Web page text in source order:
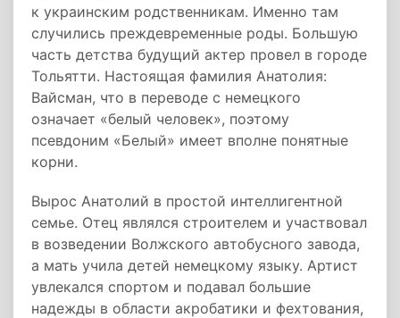
к украинским родственникам. Именно там
случились преждевременные роды. Большую
часть детства будущий актер провел в городе
Тольятти. Настоящая фамилия Анатолия:
Вайсман, что в переводе с немецкого
означает «белый человек», поэтому
псевдоним «Белый» имеет вполне понятные
корни.
Вырос Анатолий в простой интеллигентной
семье. Отец являлся строителем и участвовал
в возведении Волжского автобусного завода,
а мать учила детей немецкому языку. Артист
увлекался спортом и подавал большие
надежды в области акробатики и фехтования,